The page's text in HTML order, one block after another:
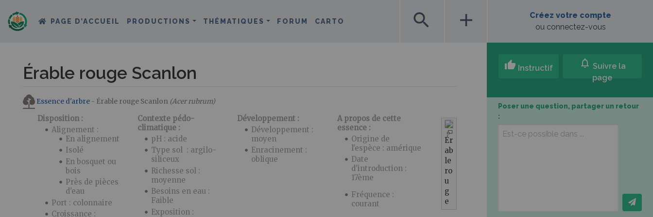
PAGE D’ACCUEIL PRODUCTIONS THÉMATIQUES FORUM CARTO search add
Créez votre compte
ou connectez-vous
Érable rouge Scanlon
Aller à :navigation,rechercher
Essence d'arbre - Érable rouge Scanlon (Acer rubrum)
Ér
ab
le
ro
u
g
e
Disposition :
Alignement :
En alignement
Isolé
En bosquet ou
bois
Près de pièces
d'eau
Port : colonnaire
Croissance :
Contexte pédo-
climatique :
pH : acide
Type sol : argilo-
siliceux
Richesse sol :
moyenne
Besoins en eau :
Faible
Exposition :
Développement :
Développement :
moyen
Enracinement :
oblique
A propos de cette
essence :
Origine de
l'espèce : amérique
Date
d'introduction :
17ème
Fréquence :
courant
thumb_up Instructif notifications Suivre la
page
Poser une question, partager un retour
: